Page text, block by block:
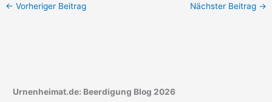
← Vorheriger Beitrag Nächster Beitrag →
Urnenheimat.de: Beerdigung Blog 2026